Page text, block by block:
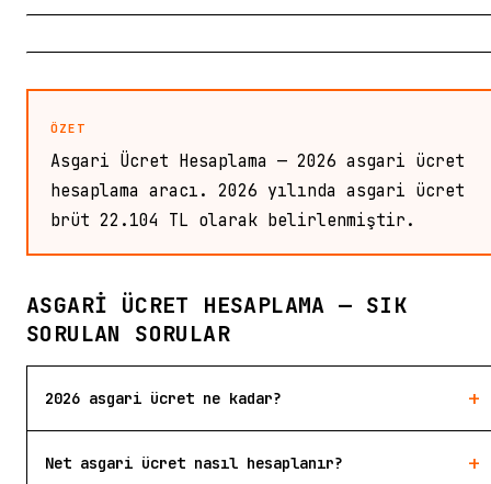
ÖZET
Asgari Ücret Hesaplama — 2026 asgari ücret
hesaplama aracı. 2026 yılında asgari ücret
brüt 22.104 TL olarak belirlenmiştir.
ASGARI ÜCRET HESAPLAMA — SIK
SORULAN SORULAR
2026 asgari ücret ne kadar? +
Net asgari ücret nasıl hesaplanır? +